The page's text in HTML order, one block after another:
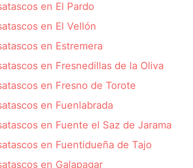
en El Pardo
en El Vellón
en Estremera
en Fresnedillas de la Oliva
en Fresno de Torote
en Fuenlabrada
en Fuente el Saz de Jarama
en Fuentidueña de Tajo
en Galapagar